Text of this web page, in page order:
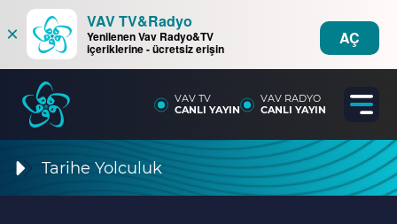
×
VAV TV&Radyo
Yenilenen Vav Radyo&TV
içeriklerine - ücretsiz erişin
AÇ
VAV TV
CANLI YAYIN
VAV RADYO
CANLI YAYIN
Tarihe Yolculuk